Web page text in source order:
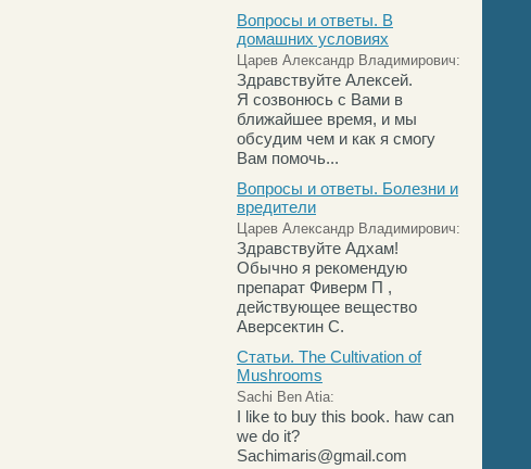
Вопросы и ответы. В
домашних условиях
Царев Александр Владимирович:
Здравствуйте Алексей.
Я созвонюсь с Вами в
ближайшее время, и мы
обсудим чем и как я смогу
Вам помочь...
Вопросы и ответы. Болезни и
вредители
Царев Александр Владимирович:
Здравствуйте Адхам!
Обычно я рекомендую
препарат Фиверм П ,
действующее вещество
Аверсектин С.
Статьи. The Cultivation of
Mushrooms
Sachi Ben Atia:
I like to buy this book. haw can
we do it?
Sachimaris@gmail.com